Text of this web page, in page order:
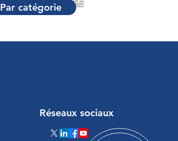
Par catégorie
Réseaux sociaux